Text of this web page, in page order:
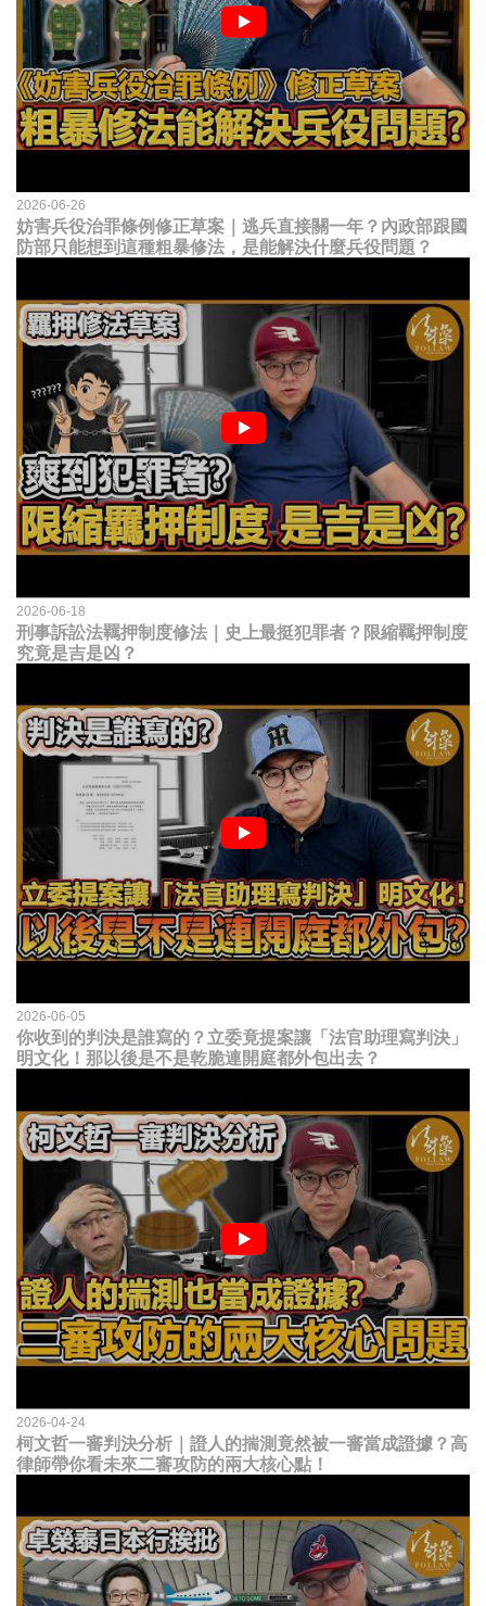
2026-06-26
妨害兵役治罪條例修正草案｜逃兵直接關一年？內政部跟國
防部只能想到這種粗暴修法，是能解決什麼兵役問題？
2026-06-18
刑事訴訟法羈押制度修法｜史上最挺犯罪者？限縮羈押制度
究竟是吉是凶？
2026-06-05
你收到的判決是誰寫的？立委竟提案讓「法官助理寫判決」
明文化！那以後是不是乾脆連開庭都外包出去？
2026-04-24
柯文哲一審判決分析｜證人的揣測竟然被一審當成證據？高
律師帶你看未來二審攻防的兩大核心點！